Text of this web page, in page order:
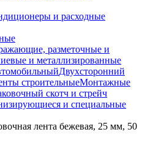
и расходные
разметочные и
и металлизированные
Двухсторонний
строительныеМонтажные
скотч и стрейч
и специальные
лента бежевая, 25 мм, 50